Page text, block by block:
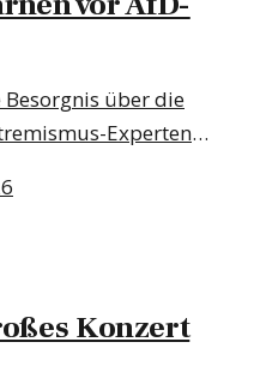
Besorgnis über die
Experten
Konzert